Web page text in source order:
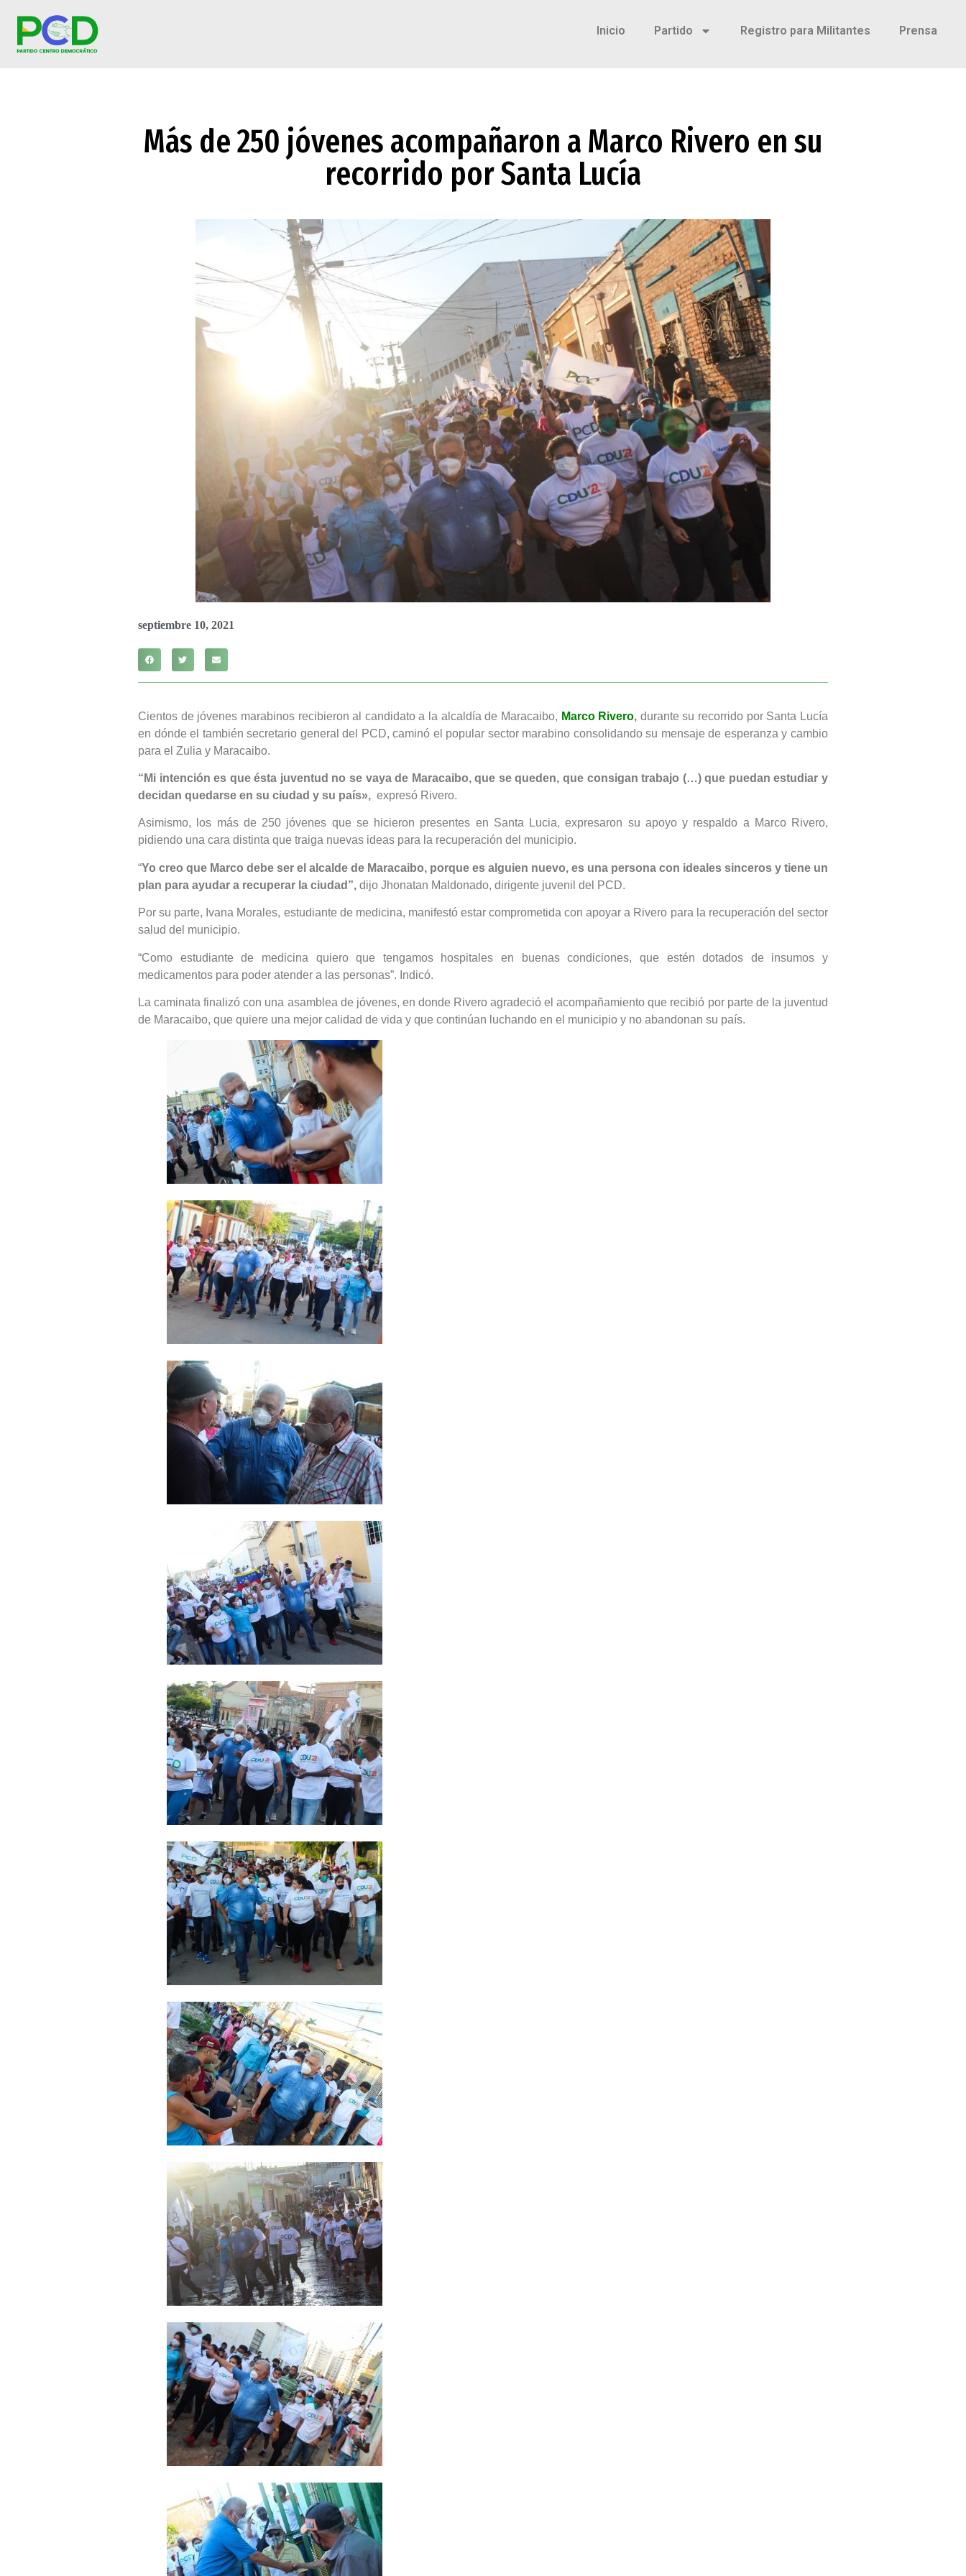
Inicio Partido Registro para Militantes Prensa
Más de 250 jóvenes acompañaron a Marco Rivero en su
recorrido por Santa Lucía
septiembre 10, 2021
Cientos de jóvenes marabinos recibieron al candidato a la alcaldía de Maracaibo, Marco Rivero, durante su recorrido por Santa Lucía
en dónde el también secretario general del PCD, caminó el popular sector marabino consolidando su mensaje de esperanza y cambio
para el Zulia y Maracaibo.
“Mi intención es que ésta juventud no se vaya de Maracaibo, que se queden, que consigan trabajo (…) que puedan estudiar y
decidan quedarse en su ciudad y su país», expresó Rivero.
Asimismo, los más de 250 jóvenes que se hicieron presentes en Santa Lucia, expresaron su apoyo y respaldo a Marco Rivero,
pidiendo una cara distinta que traiga nuevas ideas para la recuperación del municipio.
“Yo creo que Marco debe ser el alcalde de Maracaibo, porque es alguien nuevo, es una persona con ideales sinceros y tiene un
plan para ayudar a recuperar la ciudad”, dijo Jhonatan Maldonado, dirigente juvenil del PCD.
Por su parte, Ivana Morales, estudiante de medicina, manifestó estar comprometida con apoyar a Rivero para la recuperación del sector
salud del municipio.
“Como estudiante de medicina quiero que tengamos hospitales en buenas condiciones, que estén dotados de insumos y
medicamentos para poder atender a las personas”. Indicó.
La caminata finalizó con una asamblea de jóvenes, en donde Rivero agradeció el acompañamiento que recibió por parte de la juventud
de Maracaibo, que quiere una mejor calidad de vida y que continúan luchando en el municipio y no abandonan su país.